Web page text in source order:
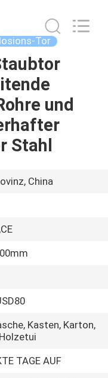
Tor
und
Stahl
China
Kasten, Karton,
TAGE AUF